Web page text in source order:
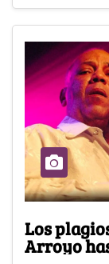
Los
Arroyo